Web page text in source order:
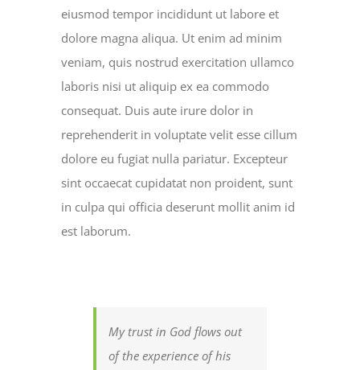
eiusmod tempor incididunt ut labore et
dolore magna aliqua. Ut enim ad minim
veniam, quis nostrud exercitation ullamco
laboris nisi ut aliquip ex ea commodo
consequat. Duis aute irure dolor in
reprehenderit in voluptate velit esse cillum
dolore eu fugiat nulla pariatur. Excepteur
sint occaecat cupidatat non proident, sunt
in culpa qui officia deserunt mollit anim id
est laborum.
My trust in God flows out
of the experience of his